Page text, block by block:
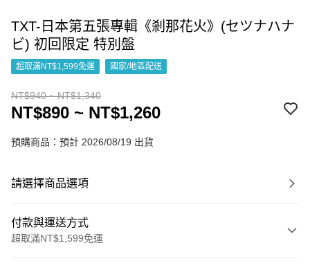
TXT-日本第五張專輯《剎那花火》(セツナハナ
ビ) 初回限定 特別盤
超取滿NT$1,599免運 國家/地區配送
NT$940 ~ NT$1,340
NT$890 ~ NT$1,260
預購商品：預計 2026/08/19 出貨
請選擇商品選項
付款與運送方式
超取滿NT$1,599免運